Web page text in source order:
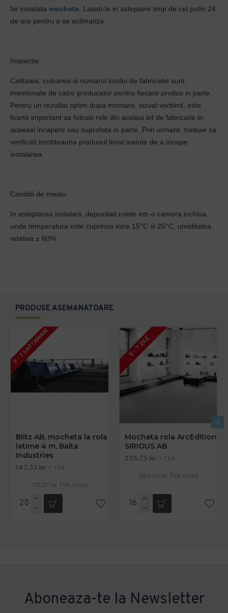
fie instalata mocheta . Lasati-le in asteptare timp de cel putin 24
de ore pentru a se aclimatiza.
Inspectie
Calitatea, culoarea si numarul lotului de fabricatie sunt
mentionate de catre producator pentru fiecare produs in parte.
Pentru un rezultat optim dupa montare, vizual vorbind, este
foarte important sa folositi role din acelasi lot de fabricatie in
aceeasi incapere sau suprafata in parte. Prin urmare, trebuie sa
verificati intotdeauna produsul livrat inainte de a incepe
instalarea.
Conditii de mediu
In asteptarea instalarii, depozitati rolele intr-o camera inchisa,
unde temperatura este cuprinsa intre 15°C si 25°C, umiditatea
relativa ± 60%.
PRODUSE ASEMANATOARE
2 - 3 SAPTAMANI
Blitz AB, mocheta la rola
latime 4 m, Balta
Industries
147,33 lei + TVA
178,27 lei TVA inclus
5 - 7 ZILE
Mocheta rola ArcEdition
SIRIOUS AB
235,75 lei + TVA
285,26 lei TVA inclus
Aboneaza-te la Newsletter